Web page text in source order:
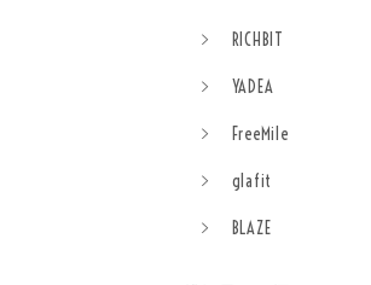
RICHBIT
YADEA
FreeMile
glafit
BLAZE